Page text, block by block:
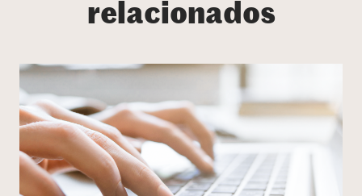
relacionados